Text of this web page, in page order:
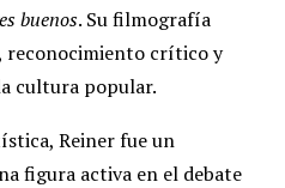
buenos. Su filmografía
reconocimiento crítico y
cultura popular.
Reiner fue un
figura activa en el debate